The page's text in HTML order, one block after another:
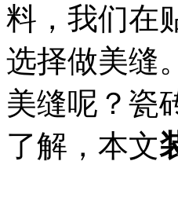
料，我们在
选择做美缝
美缝呢？瓷
了解，本文